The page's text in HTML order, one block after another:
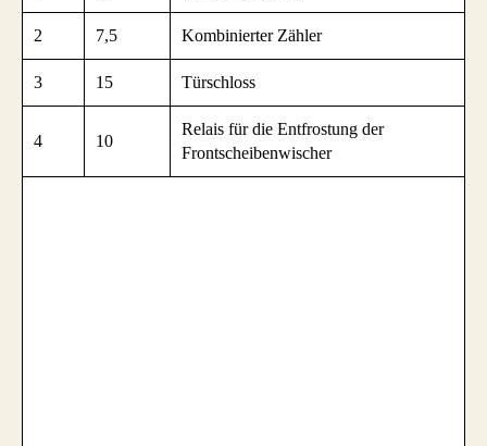
2 7,5 Kombinierter Zähler
3 15 Türschloss
4 10
Relais für die Entfrostung der
Frontscheibenwischer